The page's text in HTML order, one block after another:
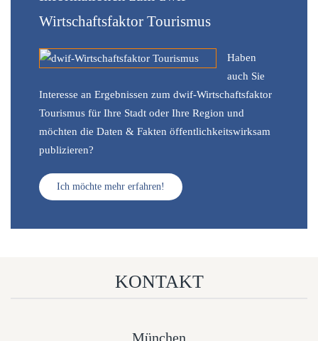
Wirtschaftsfaktor Tourismus
Haben
auch Sie
Interesse an Ergebnissen zum dwif-Wirtschaftsfaktor
Tourismus für Ihre Stadt oder Ihre Region und
möchten die Daten & Fakten öffentlichkeitswirksam
publizieren?
Ich möchte mehr erfahren!
KONTAKT
München